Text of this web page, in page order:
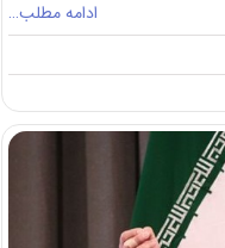
ادامه مطلب…